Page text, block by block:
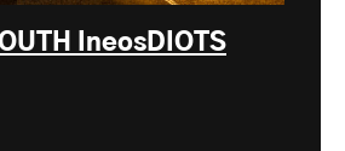
IneosDIOTS